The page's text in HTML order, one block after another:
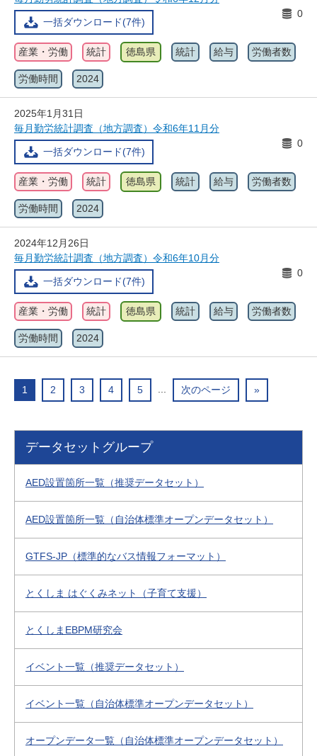
一括ダウンロード(7件)
0
産業・労働 統計 徳島県 統計 給与 労働者数
労働時間 2024
2025年1月31日
毎月勤労統計調査（地方調査）令和6年11月分
一括ダウンロード(7件)
0
産業・労働 統計 徳島県 統計 給与 労働者数
労働時間 2024
2024年12月26日
毎月勤労統計調査（地方調査）令和6年10月分
一括ダウンロード(7件)
0
産業・労働 統計 徳島県 統計 給与 労働者数
労働時間 2024
1 2 3 4 5 ... 次のページ »
データセットグループ
AED設置箇所一覧（推奨データセット）
AED設置箇所一覧（自治体標準オープンデータセット）
GTFS-JP（標準的なバス情報フォーマット）
とくしま はぐくみネット（子育て支援）
とくしまEBPM研究会
イベント一覧（推奨データセット）
イベント一覧（自治体標準オープンデータセット）
オープンデータ一覧（自治体標準オープンデータセット）